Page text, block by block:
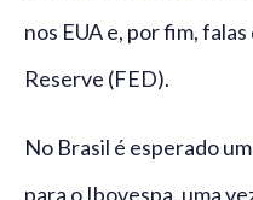
nos EUA e, por fim,
Reserve (FED).
No Brasil é esperado
para o Ibovespa, uma